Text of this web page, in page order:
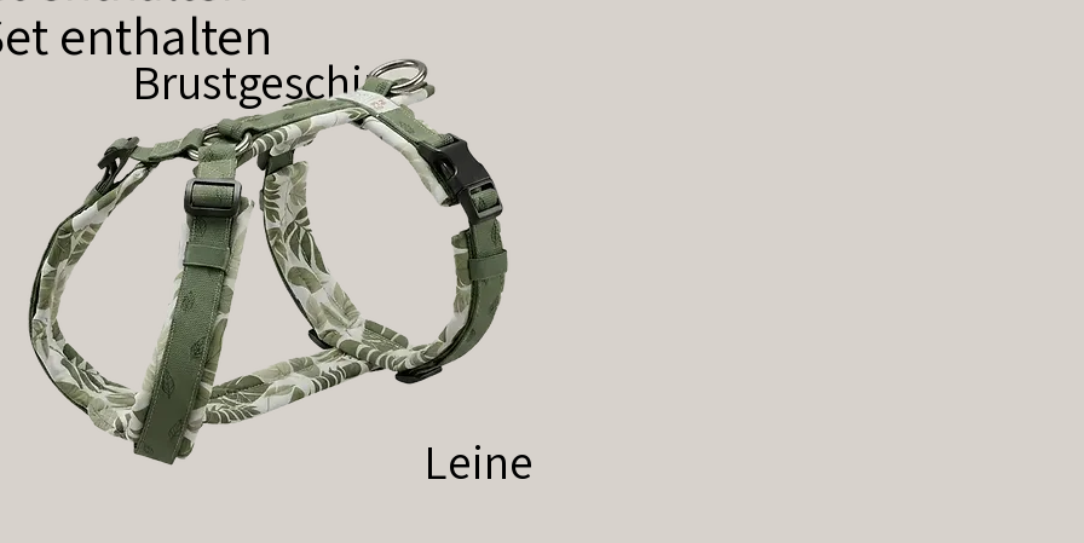
Brustgeschirr
enthalten
Leine